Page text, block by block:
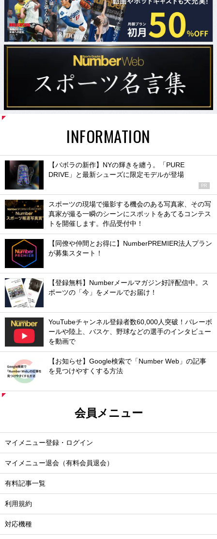
INFORMATION
【バボラの新作】NYの輝きを纏う。「PURE
DRIVE」と最新シューズに限定モデルが登場
PR
スポーツの現場で撮影する機会のある写真家、その写
真家が撮る一瞬のシーンにスポットをあてるコンテス
トを開催します。作品受付中！
【同僚や仲間とお得に】NumberPREMIER法人プラン
が募集スタート！
【登録無料】Numberメールマガジン好評配信中。ス
ポーツの「今」をメールでお届け！
YouTubeチャンネル登録者数60,000人突破！バレーボ
ールや陸上、バスケ、野球などの選手のインタビュー
を動画で
【お知らせ】Google検索で「Number Web」の記事
を見つけやすくする方法
会員メニュー
マイメニュー登録・ログイン
マイメニュー退会（有料会員退会）
有料記事一覧
利用規約
対応機種